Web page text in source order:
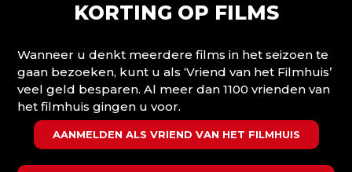
KORTING OP FILMS
Wanneer u denkt meerdere films in het seizoen te
gaan bezoeken, kunt u als ‘Vriend van het Filmhuis’
veel geld besparen. Al meer dan 1100 vrienden van
het filmhuis gingen u voor.
AANMELDEN ALS VRIEND VAN HET FILMHUIS